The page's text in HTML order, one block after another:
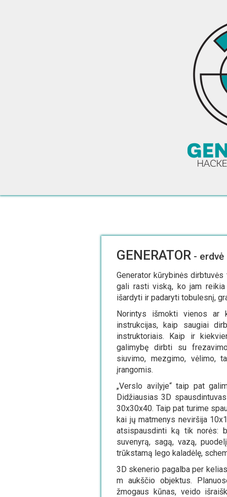
GENERATOR -
Generator kūrybinės
gali rasti viską, ko jam
išardyti ir padaryti tobulesnį,
Norintys išmokti vienos ar
instrukcijas, kaip saugiai
instruktoriais. Kaip ir
galimybę dirbti su
siuvimo, mezgimo, vėlimo,
įrangomis.
„Verslo avilyje“ taip pat
Didžiausias 3D
30x30x40. Taip pat turime
kai jų matmenys neviršija
atsispausdinti ką tik norės:
suvenyrą, sagą, vazą,
trūkstamą lego kaladėlę,
3D skenerio pagalba per
m aukščio objektus.
žmogaus kūnas, veido